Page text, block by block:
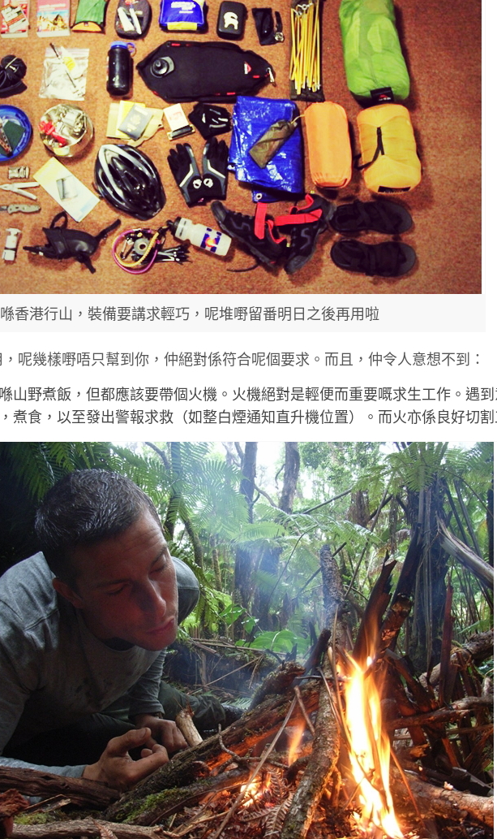
喺香港行山，裝備要講求輕巧，呢堆嘢留番明日之後再用啦
呢幾樣嘢唔只幫到你，仲絕對係符合呢個要求。而且，仲令人意想不到：
山野煮飯，但都應該要帶個火機。火機絕對是輕便而重要嘅求生工作。遇
煮食，以至發出警報求救（如整白煙通知直升機位置）。而火亦係良好切